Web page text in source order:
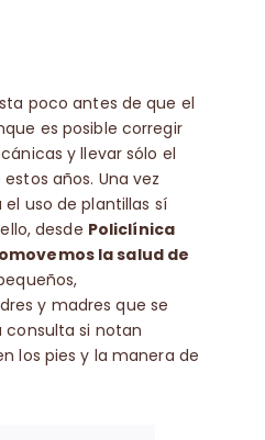
poco antes de que el
es posible corregir
y llevar sólo el
años. Una vez
uso de plantillas sí
desde Policlínica
la salud de
y madres que se
consulta si notan
los pies y la manera de